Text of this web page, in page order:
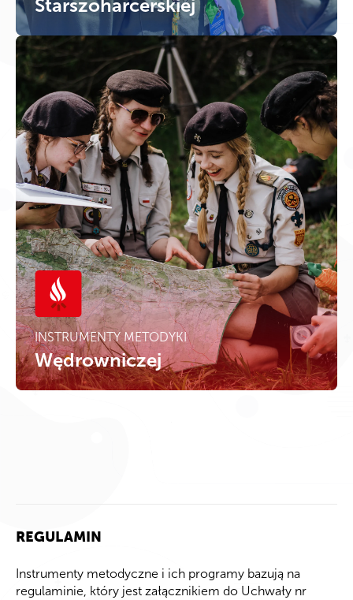
Starszoharcerskiej
INSTRUMENTY METODYKI
Wędrowniczej
REGULAMIN
Instrumenty metodyczne i ich programy bazują na
regulaminie, który jest załącznikiem do Uchwały nr